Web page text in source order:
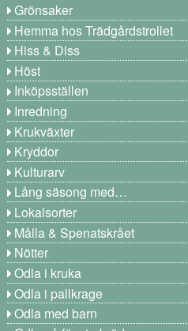
Grönsaker
Hemma hos Trädgårdstrollet
Hiss & Diss
Höst
Inköpsställen
Inredning
Krukväxter
Kryddor
Kulturarv
Lång säsong med…
Lokalsorter
Målla & Spenatskrået
Nötter
Odla i kruka
Odla i pallkrage
Odla med barn